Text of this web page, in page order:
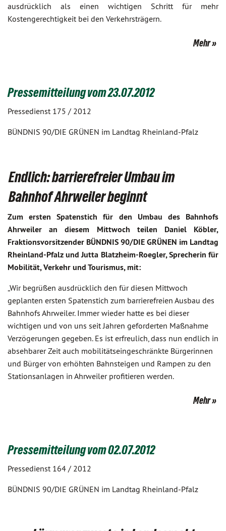
ausdrücklich als einen wichtigen Schritt für mehr
Kostengerechtigkeit bei den Verkehrsträgern.
Mehr
Pressemitteilung vom 23.07.2012
Pressedienst 175 / 2012
BÜNDNIS 90/DIE GRÜNEN im Landtag Rheinland-Pfalz
Endlich: barrierefreier Umbau im
Bahnhof Ahrweiler beginnt
Zum ersten Spatenstich für den Umbau des Bahnhofs
Ahrweiler an diesem Mittwoch teilen Daniel Köbler,
Fraktionsvorsitzender BÜNDNIS 90/DIE GRÜNEN im Landtag
Rheinland-Pfalz und Jutta Blatzheim-Roegler, Sprecherin für
Mobilität, Verkehr und Tourismus, mit:
„Wir begrüßen ausdrücklich den für diesen Mittwoch
geplanten ersten Spatenstich zum barrierefreien Ausbau des
Bahnhofs Ahrweiler. Immer wieder hatte es bei dieser
wichtigen und von uns seit Jahren geforderten Maßnahme
Verzögerungen gegeben. Es ist erfreulich, dass nun endlich in
absehbarer Zeit auch mobilitätseingeschränkte Bürgerinnen
und Bürger von erhöhten Bahnsteigen und Rampen zu den
Stationsanlagen in Ahrweiler profitieren werden.
Mehr
Pressemitteilung vom 02.07.2012
Pressedienst 164 / 2012
BÜNDNIS 90/DIE GRÜNEN im Landtag Rheinland-Pfalz